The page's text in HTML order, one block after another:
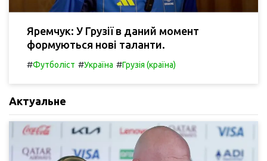
Яремчук: У Грузії в даний момент
формуються нові таланти.
#Футболіст #Україна #Грузія (країна)
Актуальне